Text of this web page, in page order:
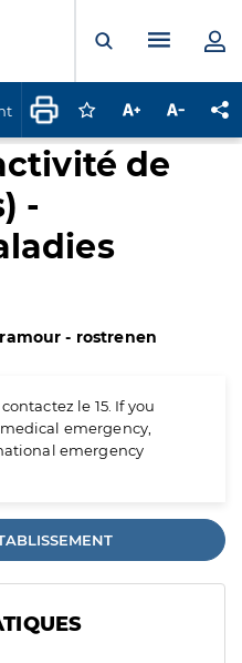
Ouvrir laMenu
Connectez-vous
Augmenter la
de
-
- rostrenen
le 15. If you
emergency,
emergency